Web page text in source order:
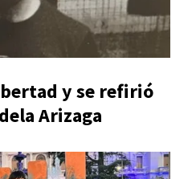
y se refirió
Arizaga